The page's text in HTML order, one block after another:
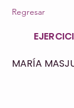
Regresar
MARÍA